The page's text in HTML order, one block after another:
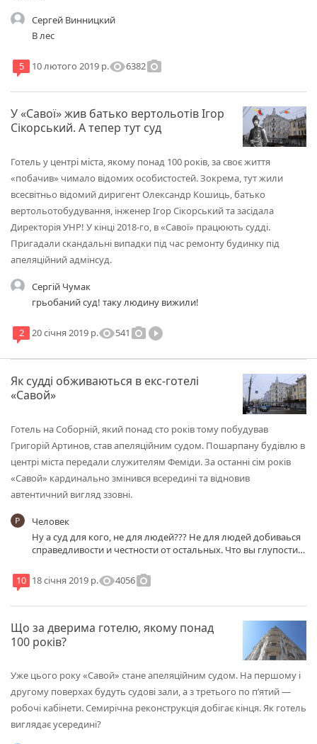
Сергей Винницкий
В лес
5 10 лютого 2019 р.visibility6382photo_camera
У «Савої» жив батько вертольотів Ігор
Сікорський. А тепер тут суд
Готель у центрі міста, якому понад 100 років, за своє життя
«побачив» чимало відомих особистостей. Зокрема, тут жили
всесвітньо відомий диригент Олександр Кошиць, батько
вертольотобудування, інженер Ігор Сікорський та засідала
Директорія УНР! У кінці 2018-го, в «Савої» працюють судді.
Пригадали скандальні випадки під час ремонту будинку під
апеляційний адмінсуд.
Сергій Чумак
грьобаний суд! таку людину вижили!
2 20 січня 2019 р.visibility541 photo_cameraplay_circle_filled
Як судді обживаються в екс-готелі
«Савой»
Готель на Соборній, який понад сто років тому побудував
Григорій Артинов, став апеляційним судом. Пошарпану будівлю в
центрі міста передали служителям Феміди. За останні сім років
«Савой» кардинально змінився всередині та відновив
автентичний вигляд ззовні.
Человек
Ну а суд для кого, не для людей??? Не для людей добиваься
справедливости и честности от остальных. Что вы глупости
10 18 січня 2019 р.visibility4056photo_camera
Що за дверима готелю, якому понад
100 років?
Уже цього року «Савой» стане апеляційним судом. На першому і
другому поверхах будуть судові зали, а з третього по п’ятий —
робочі кабінети. Семирічна реконструкція добігає кінця. Як готель
виглядає усередині?